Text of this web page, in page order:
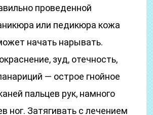
проведенной
или педикюра кожа
начать нарывать.
зуд, отечность,
— острое гнойное
пальцев рук, намного
ног. Затягивать с лечением